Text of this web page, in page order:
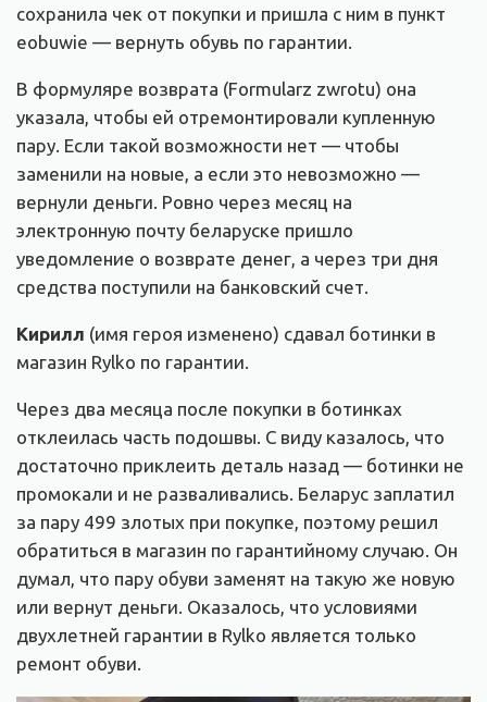
сохранила чек от покупки и пришла с ним в пункт
eobuwie — вернуть обувь по гарантии.
В формуляре возврата (Formularz zwrotu) она
указала, чтобы ей отремонтировали купленную
пару. Если такой возможности нет — чтобы
заменили на новые, а если это невозможно —
вернули деньги. Ровно через месяц на
электронную почту беларуске пришло
уведомление о возврате денег, а через три дня
средства поступили на банковский счет.
Кирилл (имя героя изменено) сдавал ботинки в
магазин Rylko по гарантии.
Через два месяца после покупки в ботинках
отклеилась часть подошвы. С виду казалось, что
достаточно приклеить деталь назад — ботинки не
промокали и не разваливались. Беларус заплатил
за пару 499 злотых при покупке, поэтому решил
обратиться в магазин по гарантийному случаю. Он
думал, что пару обуви заменят на такую же новую
или вернут деньги. Оказалось, что условиями
двухлетней гарантии в Rylko является только
ремонт обуви.